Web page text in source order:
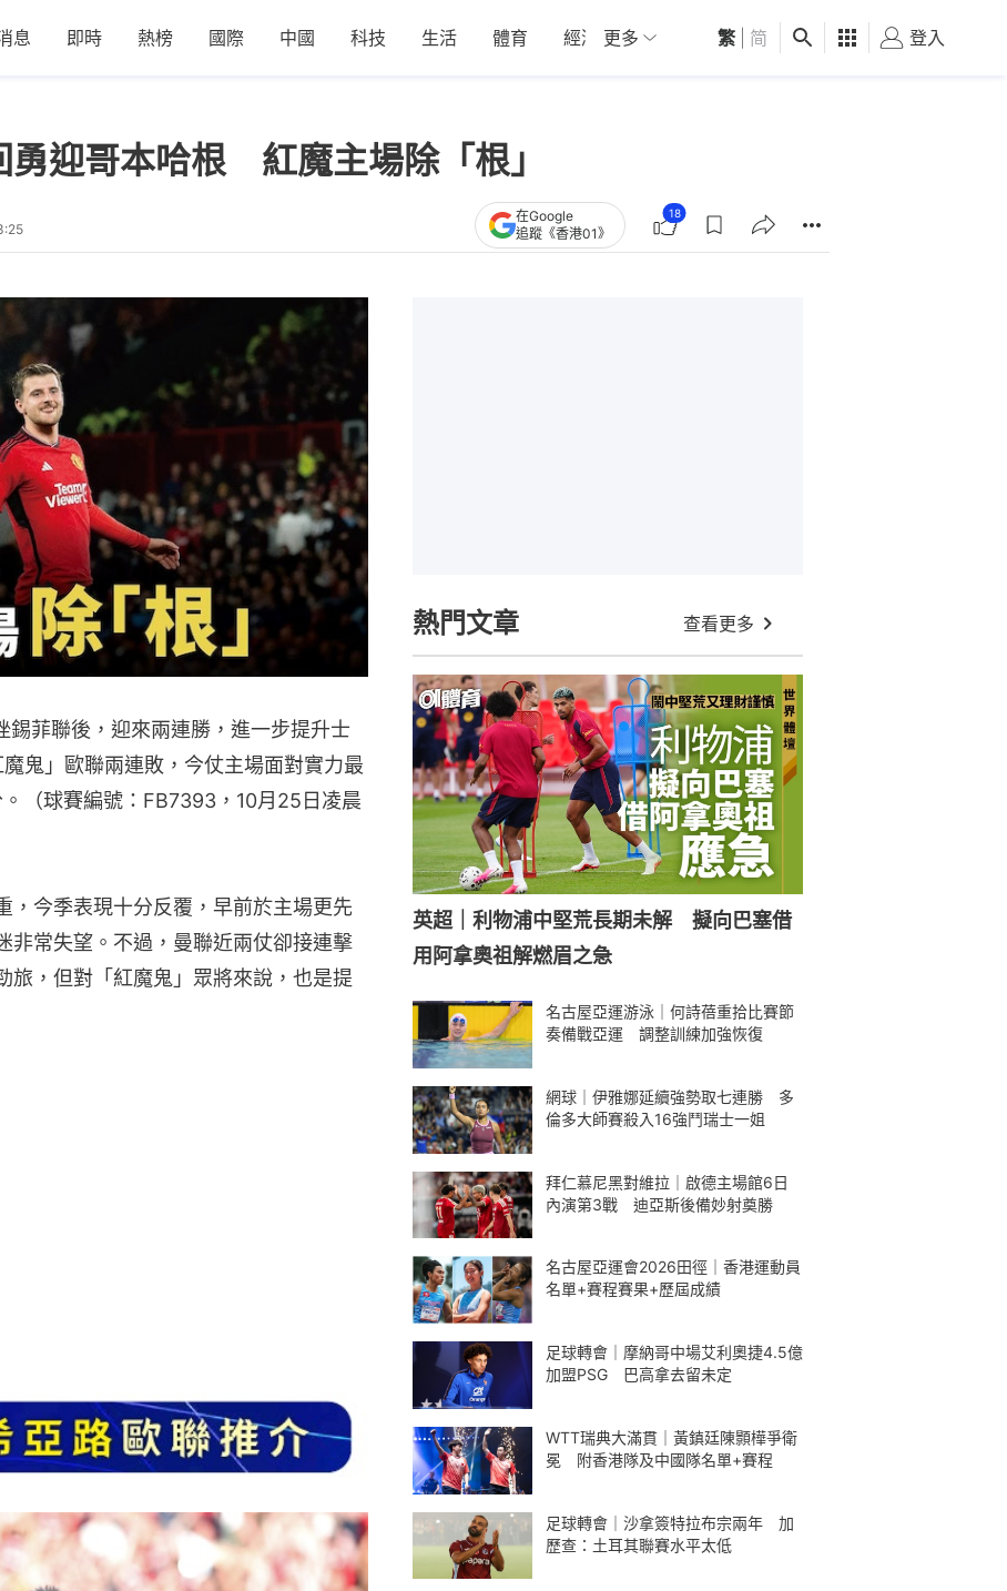
息 即時 熱榜 國際 中國 科技 生活 體育 經濟 01深圳 觀點 健康 好食玩飛
更多 繁 简 登入
勇迎哥本哈根 紅魔主場除「根」
在Google
追蹤《香港01》
18
錫菲聯後，迎來兩連勝，進一步提升士
鬼」歐聯兩連敗，今仗主場面對實力最
（球賽編號：FB7393，10月25日凌晨
，今季表現十分反覆，早前於主場更先
非常失望。不過，曼聯近兩仗卻接連擊
旅，但對「紅魔鬼」眾將來說，也是提
熱門文章 查看更多
英超｜利物浦中堅荒長期未解 擬向巴塞借
用阿拿奧祖解燃眉之急
名古屋亞運游泳｜何詩蓓重拾比賽節
奏備戰亞運 調整訓練加強恢復
網球｜伊雅娜延續強勢取七連勝 多
倫多大師賽殺入16強鬥瑞士一姐
拜仁慕尼黑對維拉｜啟德主場館6日
內演第3戰 迪亞斯後備妙射奠勝
名古屋亞運會2026田徑｜香港運動員
名單+賽程賽果+歷屆成績
足球轉會｜摩納哥中場艾利奧捷4.5億
加盟PSG 巴高拿去留未定
WTT瑞典大滿貫｜黃鎮廷陳顥樺爭衛
冕 附香港隊及中國隊名單+賽程
足球轉會｜沙拿簽特拉布宗兩年 加
歷查：土耳其聯賽水平太低